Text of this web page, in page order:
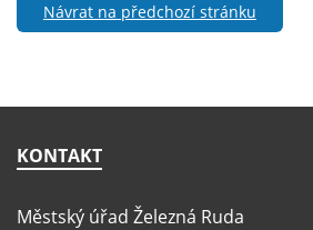
Návrat na předchozí stránku
KONTAKT
Městský úřad Železná Ruda